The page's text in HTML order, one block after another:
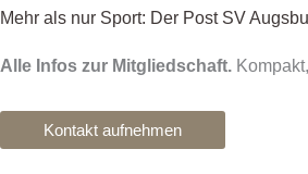
Mehr als nur Sport: Der Post SV
Alle Infos zur Mitgliedschaft.
Kontakt aufnehmen